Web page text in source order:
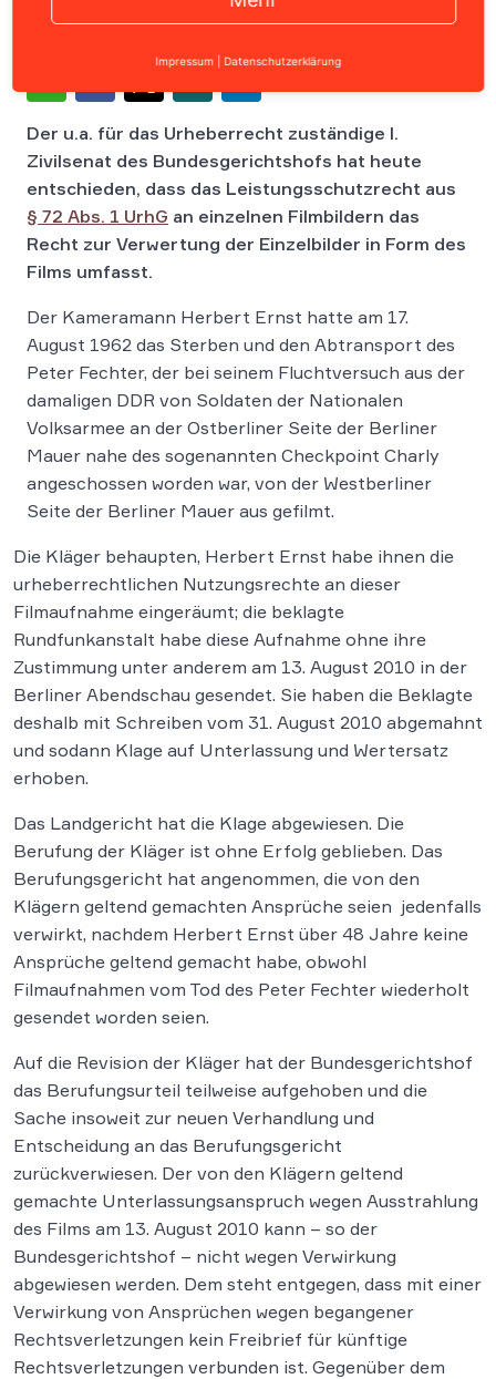
Der u.a. für das Urheberrecht zuständige I.
Zivilsenat des Bundesgerichtshofs hat heute
entschieden, dass das Leistungsschutzrecht aus
§ 72 Abs. 1 UrhG an einzelnen Filmbildern das
Recht zur Verwertung der Einzelbilder in Form des
Films umfasst.
Der Kameramann Herbert Ernst hatte am 17.
August 1962 das Sterben und den Abtransport des
Peter Fechter, der bei seinem Fluchtversuch aus der
damaligen DDR von Soldaten der Nationalen
Volksarmee an der Ostberliner Seite der Berliner
Mauer nahe des sogenannten Checkpoint Charly
angeschossen worden war, von der Westberliner
Seite der Berliner Mauer aus gefilmt.
Die Kläger behaupten, Herbert Ernst habe ihnen die
urheberrechtlichen Nutzungsrechte an dieser
Filmaufnahme eingeräumt; die beklagte
Rundfunkanstalt habe diese Aufnahme ohne ihre
Zustimmung unter anderem am 13. August 2010 in der
Berliner Abendschau gesendet. Sie haben die Beklagte
deshalb mit Schreiben vom 31. August 2010 abgemahnt
und sodann Klage auf Unterlassung und Wertersatz
erhoben.
Das Landgericht hat die Klage abgewiesen. Die
Berufung der Kläger ist ohne Erfolg geblieben. Das
Berufungsgericht hat angenommen, die von den
Klägern geltend gemachten Ansprüche seien jedenfalls
verwirkt, nachdem Herbert Ernst über 48 Jahre keine
Ansprüche geltend gemacht habe, obwohl
Filmaufnahmen vom Tod des Peter Fechter wiederholt
gesendet worden seien.
Auf die Revision der Kläger hat der Bundesgerichtshof
das Berufungsurteil teilweise aufgehoben und die
Sache insoweit zur neuen Verhandlung und
Entscheidung an das Berufungsgericht
zurückverwiesen. Der von den Klägern geltend
gemachte Unterlassungsanspruch wegen Ausstrahlung
des Films am 13. August 2010 kann – so der
Bundesgerichtshof – nicht wegen Verwirkung
abgewiesen werden. Dem steht entgegen, dass mit einer
Verwirkung von Ansprüchen wegen begangener
Rechtsverletzungen kein Freibrief für künftige
Rechtsverletzungen verbunden ist. Gegenüber dem
Impressum Datenschutzerklärung